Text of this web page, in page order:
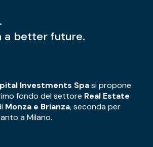
a better future.
Investments Spasi propone
fondo del settore Real Estate
Monza e Brianza, seconda per
a Milano.